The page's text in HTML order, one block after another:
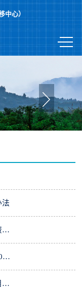
中心）
法
高等学校哲学社会科学繁荣计划专项资金管理办法
国家社会科学基金项目资金管理办法2021版
教育部人文社会科学研究专项任务项目（高校思想政治工作）管理办法（试行）